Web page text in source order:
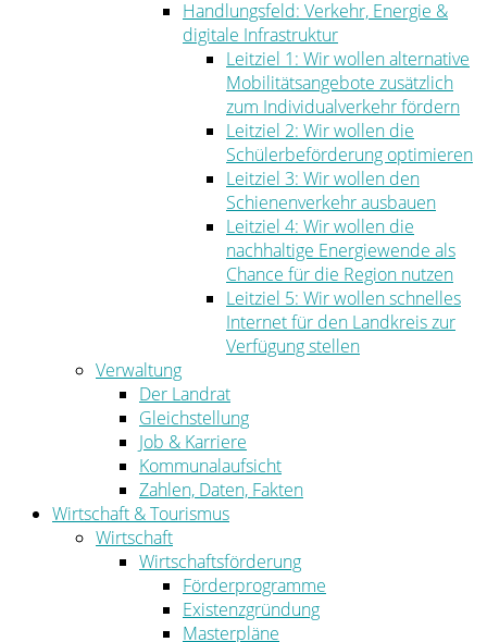
Handlungsfeld: Verkehr, Energie &
digitale Infrastruktur
Leitziel 1: Wir wollen alternative
Mobilitätsangebote zusätzlich
zum Individualverkehr fördern
Leitziel 2: Wir wollen die
Schülerbeförderung optimieren
Leitziel 3: Wir wollen den
Schienenverkehr ausbauen
Leitziel 4: Wir wollen die
nachhaltige Energiewende als
Chance für die Region nutzen
Leitziel 5: Wir wollen schnelles
Internet für den Landkreis zur
Verfügung stellen
Verwaltung
Der Landrat
Gleichstellung
Job & Karriere
Kommunalaufsicht
Zahlen, Daten, Fakten
Wirtschaft & Tourismus
Wirtschaft
Wirtschaftsförderung
Förderprogramme
Existenzgründung
Masterpläne